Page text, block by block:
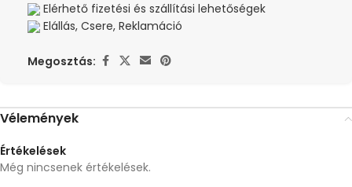
Elérhető fizetési és szállítási lehetőségek
Elállás, Csere, Reklamáció
Megosztás:
Vélemények
Értékelések
Még nincsenek értékelések.